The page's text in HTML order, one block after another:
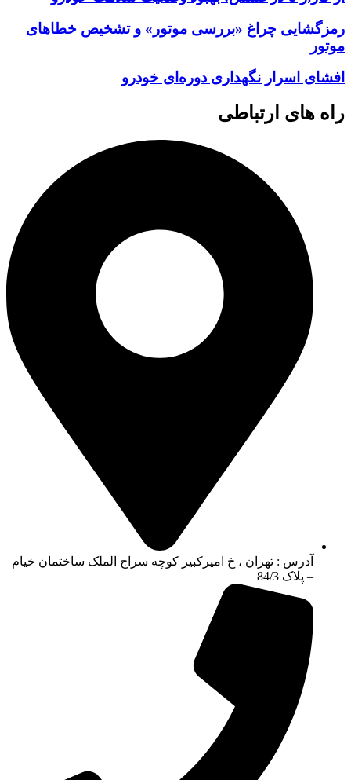
رمزگشایی چراغ «بررسی موتور» و تشخیص خطاهای
موتور
افشای اسرار نگهداری دوره‌ای خودرو
راه های ارتباطی
آدرس : تهران ، خ امیرکبیر کوچه سراج الملک ساختمان خیام
– پلاک 84/3